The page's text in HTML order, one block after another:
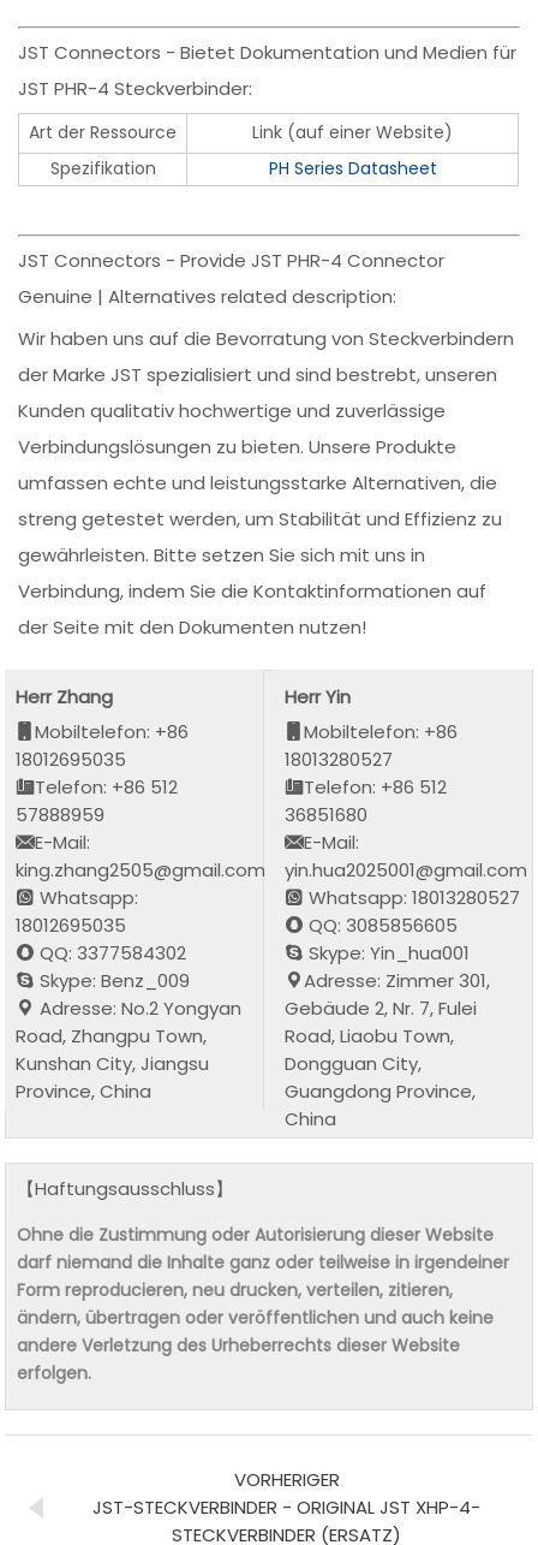
JST Connectors - Bietet Dokumentation und Medien für
JST PHR-4 Steckverbinder:
Art der Ressource
Link (auf einer Website)
Spezifikation
PH Series Datasheet
JST Connectors - Provide JST PHR-4 Connector
Genuine | Alternatives related description:
Wir haben uns auf die Bevorratung von Steckverbindern
der Marke JST spezialisiert und sind bestrebt, unseren
Kunden qualitativ hochwertige und zuverlässige
Verbindungslösungen zu bieten. Unsere Produkte
umfassen echte und leistungsstarke Alternativen, die
streng getestet werden, um Stabilität und Effizienz zu
gewährleisten. Bitte setzen Sie sich mit uns in
Verbindung, indem Sie die Kontaktinformationen auf
der Seite mit den Dokumenten nutzen!
Herr Zhang
Mobiltelefon: +86
18012695035
Telefon: +86 512
57888959
E-Mail:
king.zhang2505@gmail.com
Whatsapp:
18012695035
QQ: 3377584302
Skype: Benz_009
Adresse: No.2 Yongyan
Road, Zhangpu Town,
Kunshan City, Jiangsu
Province, China
Herr Yin
Mobiltelefon: +86
18013280527
Telefon: +86 512
36851680
E-Mail:
yin.hua2025001@gmail.com
Whatsapp: 18013280527
QQ: 3085856605
Skype: Yin_hua001
Adresse: Zimmer 301,
Gebäude 2, Nr. 7, Fulei
Road, Liaobu Town,
Dongguan City,
Guangdong Province,
China
【Haftungsausschluss】
Ohne die Zustimmung oder Autorisierung dieser Website
darf niemand die Inhalte ganz oder teilweise in irgendeiner
Form reproducieren, neu drucken, verteilen, zitieren,
ändern, übertragen oder veröffentlichen und auch keine
andere Verletzung des Urheberrechts dieser Website
erfolgen.
VORHERIGER
JST-STECKVERBINDER - ORIGINAL JST XHP-4-
STECKVERBINDER (ERSATZ)